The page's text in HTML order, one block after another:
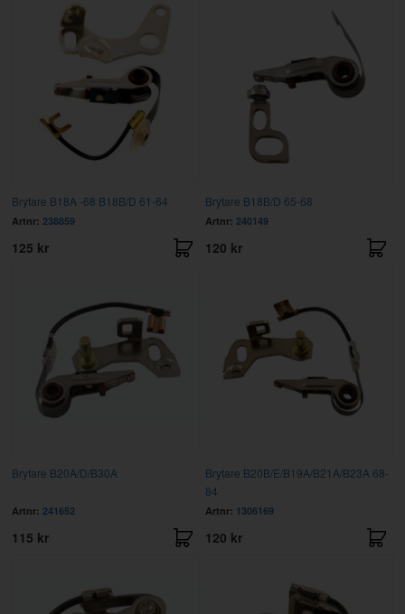
Brytare B18A -68 B18B/D 61-64
Artnr: 238859
125 kr
Brytare B18B/D 65-68
Artnr: 240149
120 kr
Brytare B20A/D/B30A
Artnr: 241652
115 kr
Brytare B20B/E/B19A/B21A/B23A 68-
84
Artnr: 1306169
120 kr